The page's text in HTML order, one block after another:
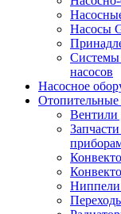
Насосы
Системы
насосов
Насосное
Вентили
Ниппели